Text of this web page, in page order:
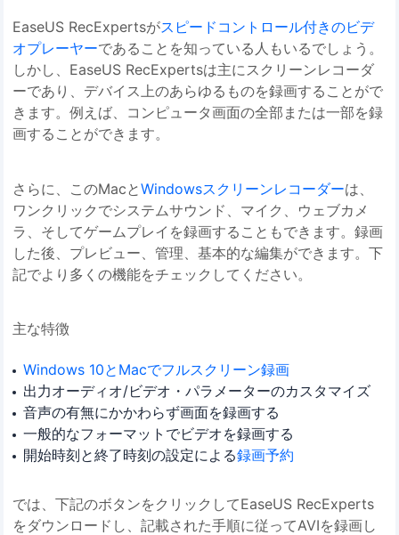
EaseUS RecExpertsがスピードコントロール付きのビデ
オプレーヤーであることを知っている人もいるでしょう。
しかし、EaseUS RecExpertsは主にスクリーンレコーダ
ーであり、デバイス上のあらゆるものを録画することがで
きます。例えば、コンピュータ画面の全部または一部を録
画することができます。
さらに、このMacとWindowsスクリーンレコーダーは、
ワンクリックでシステムサウンド、マイク、ウェブカメ
ラ、そしてゲームプレイを録画することもできます。録画
した後、プレビュー、管理、基本的な編集ができます。下
記でより多くの機能をチェックしてください。
主な特徴
Windows 10とMacでフルスクリーン録画
出力オーディオ/ビデオ・パラメーターのカスタマイズ
音声の有無にかかわらず画面を録画する
一般的なフォーマットでビデオを録画する
開始時刻と終了時刻の設定による録画予約
では、下記のボタンをクリックしてEaseUS RecExperts
をダウンロードし、記載された手順に従ってAVIを録画し